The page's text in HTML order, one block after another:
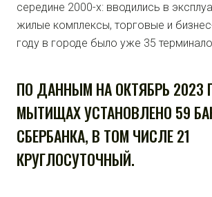
середине 2000-х: вводились в
жилые комплексы, торговые и
году в городе было уже 35
ПО ДАННЫМ НА ОКТЯБРЬ 2023
МЫТИЩАХ УСТАНОВЛЕНО 59
СБЕРБАНКА, В ТОМ ЧИСЛЕ 21
КРУГЛОСУТОЧНЫЙ.